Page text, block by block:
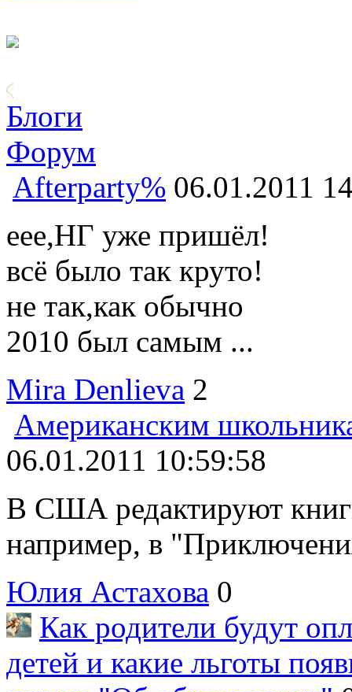
Блоги
Форум
Afterparty% 06.01.2011
еее,НГ уже пришёл!
всё было так круто!
не так,как обычно
2010 был самым ...
Mira Denlieva 2
Американским
06.01.2011 10:59:58
В США редактируют
например, в
Юлия Астахова 0
Как родители будут
детей и какие льготы